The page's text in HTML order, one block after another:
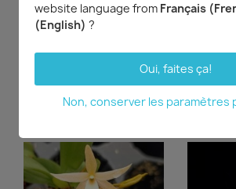
Aperçu rapide
Lycaste (Kenneth x Wyld
Court)
23,58 €

website language from Français
(English) ?
Oui, faites ça!
Non, conserver les paramètres